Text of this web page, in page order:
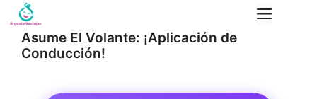
Saltar
contenido
Menú
Asume El Volante: ¡Aplicación de
Conducción!